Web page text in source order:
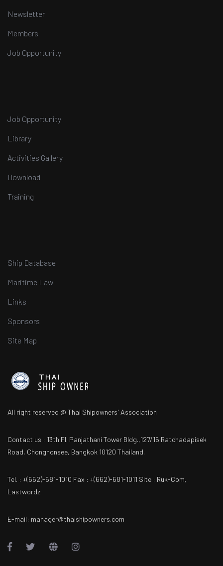
Newsletter
Members
Job Opportunity
Job Opportunity
Library
Activities Gallery
Download
Training
Ship Database
Maritime Law
Links
Sponsors
Site Map
All right reserved @ Thai Shipowners' Association
Contact us : 13th Fl. Panjathani Tower Bldg.,127/16 Ratchadapisek
Road, Chongnonsee, Bangkok 10120 Thailand.
Tel. : +(662)-681-1010 Fax : +(662)-681-1011 Site : Ruk-Com,
Lastwordz
E-mail: manager@thaishipowners.com